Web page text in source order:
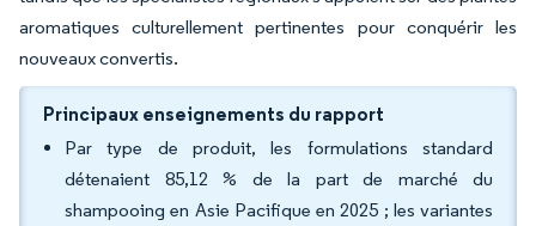
aromatiques culturellement pertinentes pour conquérir les
nouveaux convertis.
Principaux enseignements du rapport
Par type de produit, les formulations standard
détenaient 85,12 % de la part de marché du
shampooing en Asie Pacifique en 2025 ; les variantes